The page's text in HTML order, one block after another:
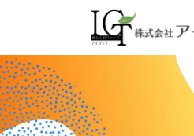
to
content